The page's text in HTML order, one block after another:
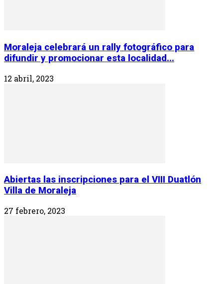
Moraleja celebrará un rally fotográfico para
difundir y promocionar esta localidad...
12 abril, 2023
Abiertas las inscripciones para el VIII Duatlón
Villa de Moraleja
27 febrero, 2023